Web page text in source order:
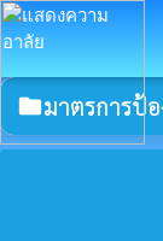
folderมาตรการป้